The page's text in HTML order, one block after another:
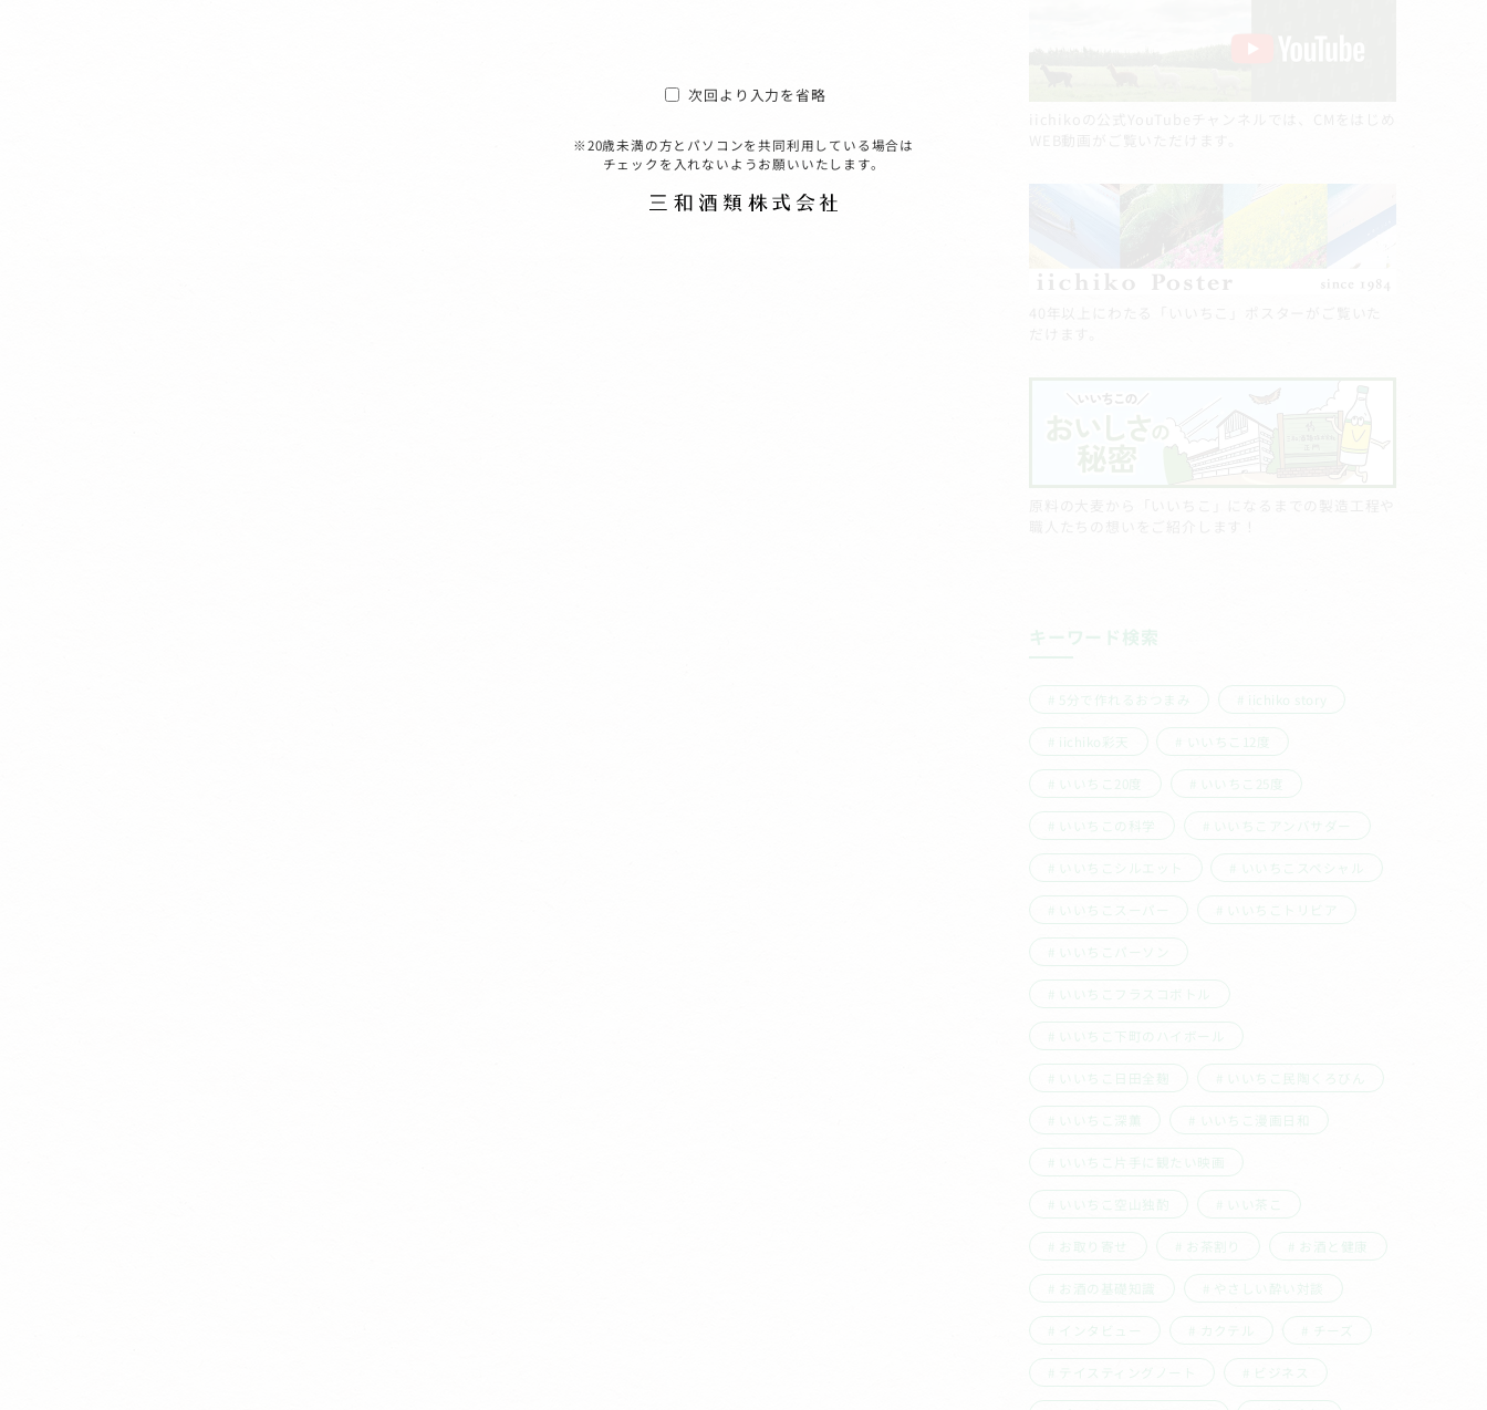
キーワード検索
5分で作れるおつまみ iichiko story
iichiko彩天 いいちこ12度
いいちこ20度 いいちこ25度
いいちこの科学 いいちこアンバサダー
いいちこシルエット いいちこスペシャル
いいちこスーパー いいちこトリビア
いいちこパーソン
いいちこフラスコボトル
いいちこ下町のハイボール
いいちこ日田全麹 いいちこ民陶くろびん
いいちこ深薫 いいちこ漫画日和
いいちこ片手に観たい映画
いいちこ空山独酌 いい茶こ
お取り寄せ お茶割り お酒と健康
お酒の基礎知識 やさしい酔い対談
インタビュー カクテル チーズ
テイスティングノート ビジネス
次回より入力を省略
※20歳未満の方とパソコンを共同利用している場合は
チェックを入れないようお願いいたします。